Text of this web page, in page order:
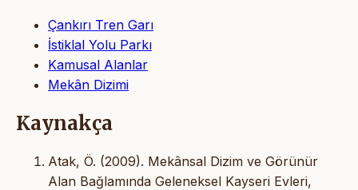
Çankırı Tren Garı
İstiklal Yolu Parkı
Kamusal Alanlar
Mekân Dizimi
Kaynakça
Atak, Ö. (2009). Mekânsal Dizim ve Görünür
Alan Bağlamında Geleneksel Kayseri Evleri,